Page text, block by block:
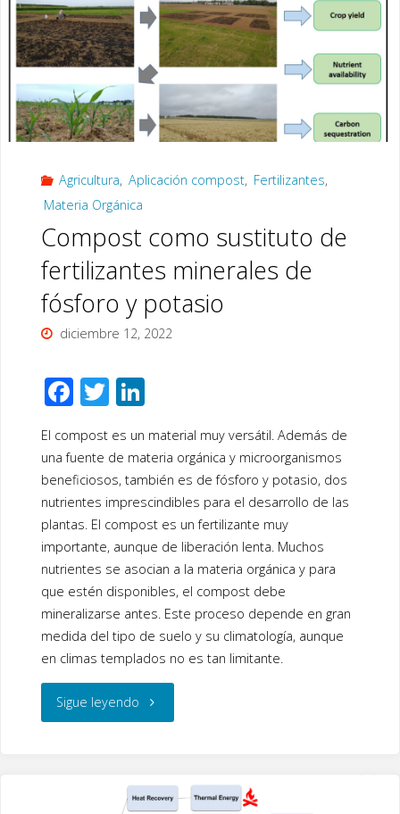
de
proteasas"
Agricultura, Aplicación compost, Fertilizantes,
Materia Orgánica
Compost como sustituto de
fertilizantes minerales de
fósforo y potasio
diciembre 12, 2022
F
e
b
o
o
k
T
tt
er
Li
k
e
dI
n
El compost es un material muy versátil. Además de
una fuente de materia orgánica y microorganismos
beneficiosos, también es de fósforo y potasio, dos
nutrientes imprescindibles para el desarrollo de las
plantas. El compost es un fertilizante muy
importante, aunque de liberación lenta. Muchos
nutrientes se asocian a la materia orgánica y para
que estén disponibles, el compost debe
mineralizarse antes. Este proceso depende en gran
medida del tipo de suelo y su climatología, aunque
en climas templados no es tan limitante.
Sigue leyendo"Compost